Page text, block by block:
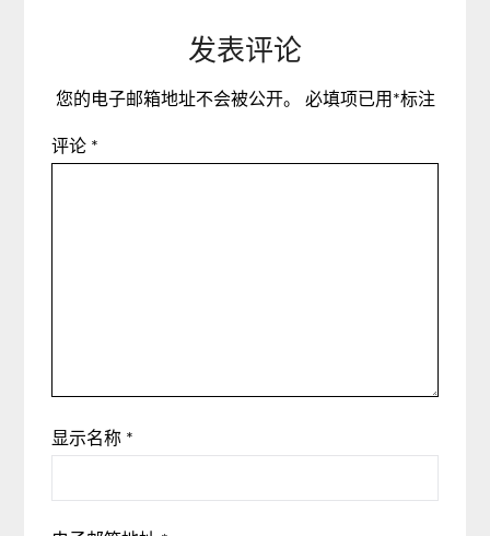
发表评论
您的电子邮箱地址不会被公开。 必填项已用 *标注
评论 *
显示名称 *